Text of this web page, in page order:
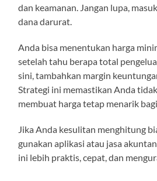
dan keamanan. Jangan lupa,
dana darurat.
Anda bisa menentukan harga
setelah tahu berapa total
sini, tambahkan margin
Strategi ini memastikan Anda
membuat harga tetap menarik
Jika Anda kesulitan menghitung
gunakan aplikasi atau jasa
ini lebih praktis, cepat, dan